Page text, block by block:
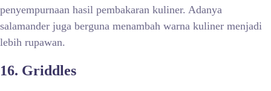
penyempurnaan hasil pembakaran kuliner. Adanya
salamander juga berguna menambah warna kuliner menjadi
lebih rupawan.
16. Griddles